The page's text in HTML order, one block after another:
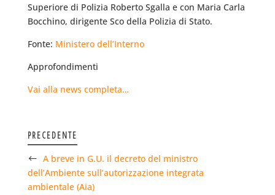
Superiore di Polizia Roberto Sgalla e con Maria Carla
Bocchino, dirigente Sco della Polizia di Stato.
Fonte: Ministero dell’Interno
Approfondimenti
Vai alla news completa…
PRECEDENTE
A breve in G.U. il decreto del ministro
dell’Ambiente sull’autorizzazione integrata
ambientale (Aia)